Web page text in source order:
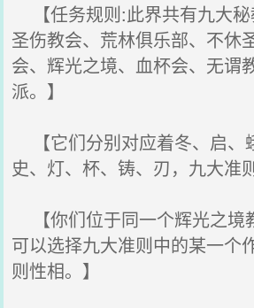
【任务规则:此界共有九大秘
圣伤教会、荒林俱乐部、不休
会、辉光之境、血杯会、无谓
派。】
【它们分别对应着冬、启、
史、灯、杯、铸、刃，九大准
【你们位于同一个辉光之境
可以选择九大准则中的某一个
则性相。】